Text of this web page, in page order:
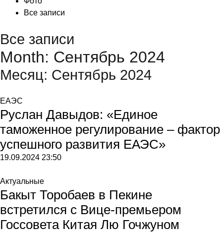
Все записи
Все записи
Month: Сентябрь 2024
Месяц: Сентябрь 2024
ЕАЭС
Руслан Давыдов: «Единое
таможенное регулирование – фактор
успешного развития ЕАЭС»
19.09.2024 23:50
Актуальные
Бакыт Торобаев в Пекине
встретился с Вице-премьером
Госсовета Китая Лю Гочжуном